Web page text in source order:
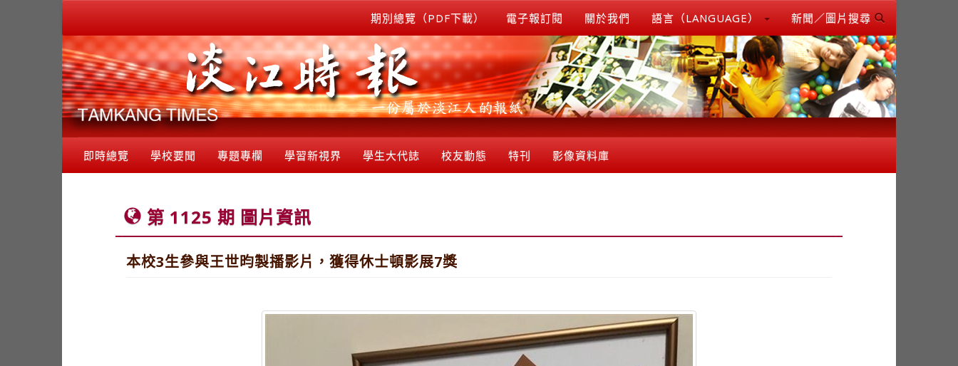
期別總覽（PDF下載） 電子報訂閱 關於我們 語言（LANGUAGE） 新聞／圖片搜尋
即時總覽 學校要聞 專題專欄 學習新視界 學生大代誌 校友動態 特刊 影像資料庫
第 1125 期 圖片資訊
本校3生參與王世昀製播影片，獲得休士頓影展7獎